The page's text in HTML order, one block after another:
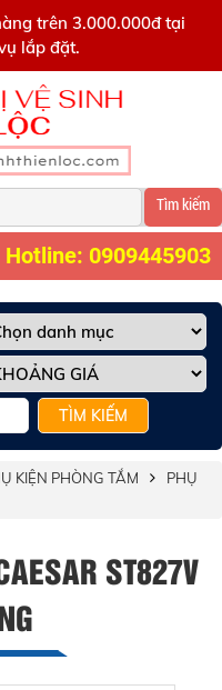
trên 3.000.000đ tại
lắp đặt.
Tìm kiếm
Hotline: 0909445903
TÌM KIẾM
KIỆN PHÒNG TẮM
PHỤ
ST827V